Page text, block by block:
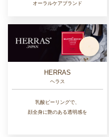
オーラルケアブランド
HERRAS
ヘラス
乳酸ピーリングで、
顔全身に艶のある透明感を